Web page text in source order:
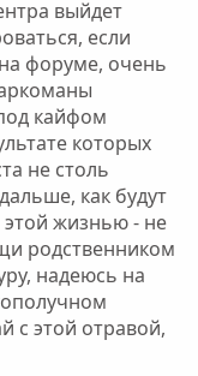
выйдет
если
форуме, очень
кайфом
которых
не столь
как будут
этой жизнью - не
родственником
надеюсь на
с этой отравой,